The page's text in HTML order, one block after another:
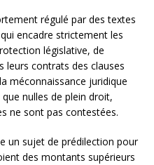
régulé par des textes
encadre strictement les
législative, de
leurs contrats des clauses
méconnaissance juridique
nulles de plein droit,
ne sont pas contestées.
un sujet de prédilection pour
des montants supérieurs